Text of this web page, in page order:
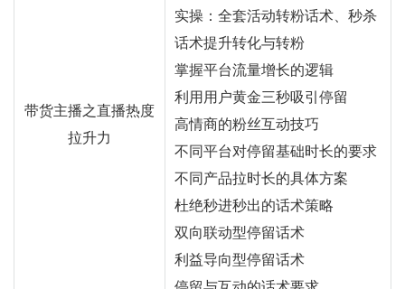
带货主播之直播热度
拉升力
实操：全套活动转粉话术、秒杀
话术提升转化与转粉
掌握平台流量增长的逻辑
利用用户黄金三秒吸引停留
高情商的粉丝互动技巧
不同平台对停留基础时长的要求
不同产品拉时长的具体方案
杜绝秒进秒出的话术策略
双向联动型停留话术
利益导向型停留话术